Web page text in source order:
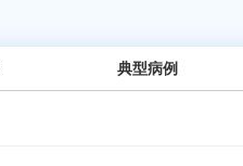
典型病例